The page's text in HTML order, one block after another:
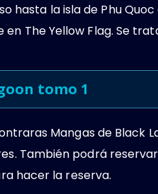
hasta la isla de Phu Quoc
The Yellow Flag. Se
tomo 1
Mangas de Black
También podrá
hacer la reserva.